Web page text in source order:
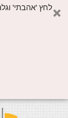
לחץ 'אהבתי'